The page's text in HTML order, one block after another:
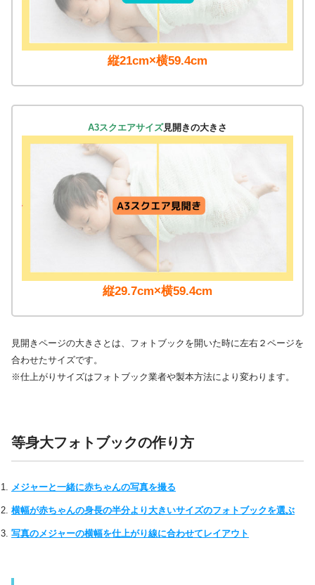
縦21cm×横59.4cm
A3スクエアサイズ見開きの大きさ
縦29.7cm×横59.4cm
見開きページの大きさとは、フォトブックを開いた時に左右２ページを
合わせたサイズです。
※仕上がりサイズはフォトブック業者や製本方法により変わります。
等身大フォトブックの作り方
メジャーと一緒に赤ちゃんの写真を撮る
横幅が赤ちゃんの身長の半分より大きいサイズのフォトブックを選ぶ
写真のメジャーの横幅を仕上がり線に合わせてレイアウト